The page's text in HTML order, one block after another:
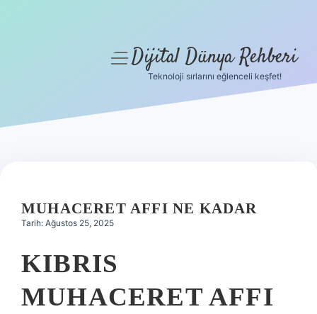
Hakkımızda
menüyüDijital Dünya Rehberi
Teknoloji sırlarını eğlenceli keşfet!
MUHACERET AFFI NE KADAR
Tarih: Ağustos 25, 2025
KIBRIS
MUHACERET AFFI